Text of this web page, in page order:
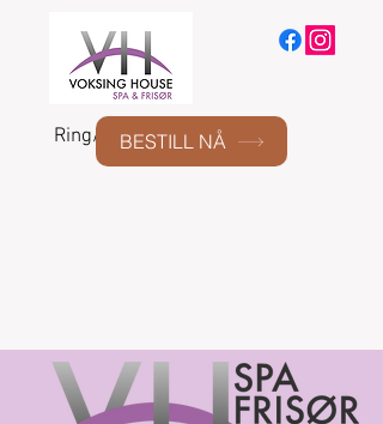
Ring/SMS:477 55 075
BESTILL NÅ